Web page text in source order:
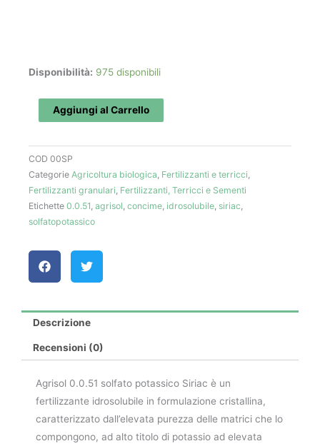
Disponibilità: 975 disponibili
Concime
Potassio
0.0.51
(25
kg)
-
Aggiungi al Carrello
COD 00SP
Categorie Agricoltura biologica Fertilizzanti e terricci
Fertilizzanti granulari Fertilizzanti, Terricci e Sementi
Etichette 0.0.51 agrisol concime idrosolubile siriac
solfatopotassico
Descrizione
Recensioni (0)
Agrisol 0.0.51 solfato potassico Siriac è un
fertilizzante idrosolubile in formulazione cristallina,
caratterizzato dall’elevata purezza delle matrici che lo
compongono, ad alto titolo di potassio ad elevata